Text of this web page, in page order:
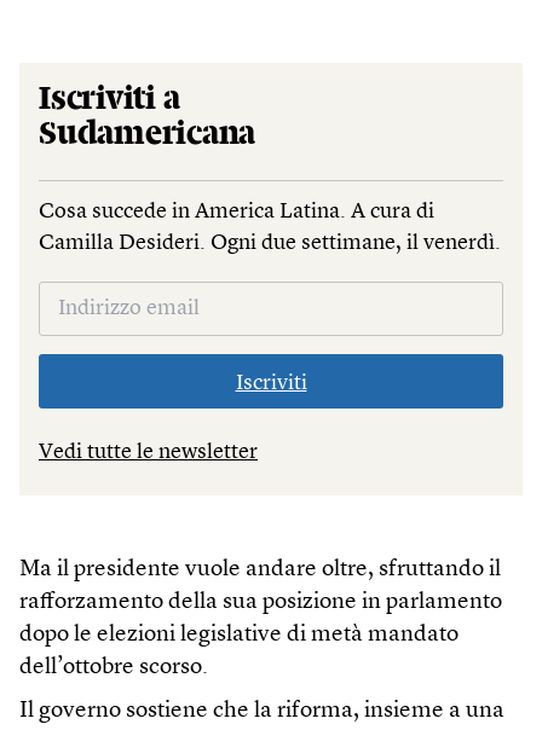
Iscriviti a
Sudamericana
Cosa succede in America Latina. A cura di
Camilla Desideri. Ogni due settimane, il venerdì.
Iscriviti
Vedi tutte le newsletter
Ma il presidente vuole andare oltre, sfruttando il
rafforzamento della sua posizione in parlamento
dopo le elezioni legislative di metà mandato
dell’ottobre scorso.
Il governo sostiene che la riforma, insieme a una